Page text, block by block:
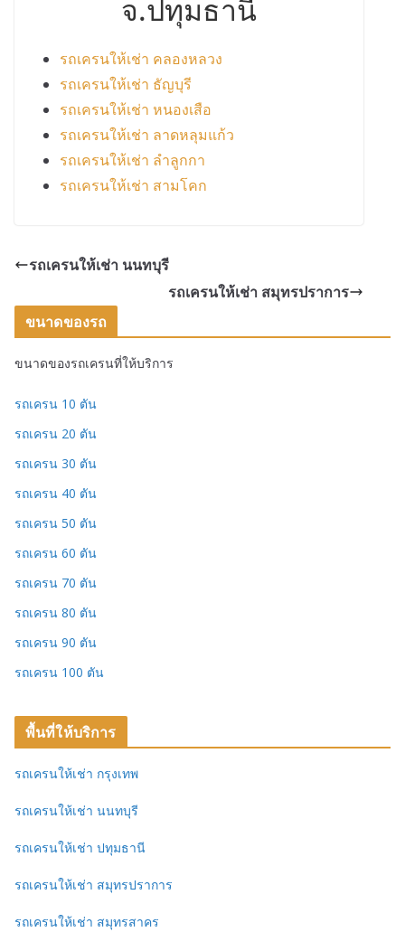
จ.ปทุมธานี
รถเครนให้เช่า คลองหลวง
รถเครนให้เช่า ธัญบุรี
รถเครนให้เช่า หนองเสือ
รถเครนให้เช่า ลาดหลุมแก้ว
รถเครนให้เช่า ลำลูกกา
รถเครนให้เช่า สามโคก
รถเครนให้เช่า นนทบุรี
รถเครนให้เช่า สมุทรปราการ
ขนาดของรถ
ขนาดของรถเครนที่ให้บริการ
รถเครน 10 ตัน
รถเครน 20 ตัน
รถเครน 30 ตัน
รถเครน 40 ตัน
รถเครน 50 ตัน
รถเครน 60 ตัน
รถเครน 70 ตัน
รถเครน 80 ตัน
รถเครน 90 ตัน
รถเครน 100 ตัน
พื้นที่ให้บริการ
รถเครนให้เช่า กรุงเทพ
รถเครนให้เช่า นนทบุรี
รถเครนให้เช่า ปทุมธานี
รถเครนให้เช่า สมุทรปราการ
รถเครนให้เช่า สมุทรสาคร